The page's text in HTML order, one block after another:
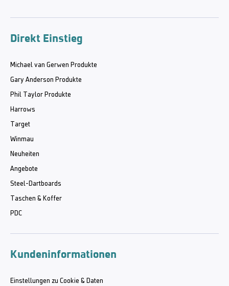
Direkt Einstieg
Michael van Gerwen Produkte
Gary Anderson Produkte
Phil Taylor Produkte
Harrows
Target
Winmau
Neuheiten
Angebote
Steel-Dartboards
Taschen & Koffer
PDC
Kundeninformationen
Einstellungen zu Cookie & Daten